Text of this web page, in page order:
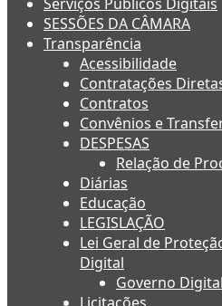
Serviços Públicos Digitais
SESSÕES DA CÂMARA
Transparência
Acessibilidade
Contratações
Contratos
Convênios e
DESPESAS
Relação de
Diárias
Educação
LEGISLAÇÃO
Lei Geral de
Digital
Governo Digital